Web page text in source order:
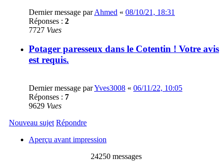
Dernier message parAhmed « 08/10/21, 18:31
Réponses : 2
7727 Vues
Potager paresseux dans le Cotentin ! Votre avis
est requis.
Dernier message parYves3008 « 06/11/22, 10:05
Réponses : 7
9629 Vues
Nouveau sujet Répondre
Aperçu avant impression
24250 messages